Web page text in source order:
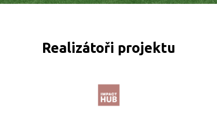
Realizátoři projektu